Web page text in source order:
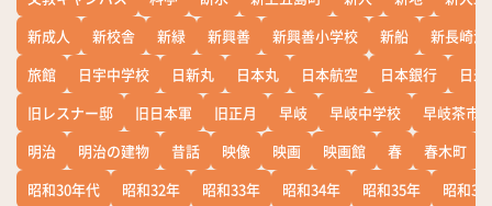
新成人
新校舎 新緑 新興善 新興善小学校 新船
新長崎漁
旅館
日宇中学校 日新丸 日本丸 日本航空 日本銀行
日
旧レスナー邸
旧日本軍 旧正月 早岐 早岐中学校
早岐茶市
明治
明治の建物 昔話 映像 映画 映画館 春 春木町
昭和30年代
昭和32年 昭和33年 昭和34年 昭和35年
昭和36